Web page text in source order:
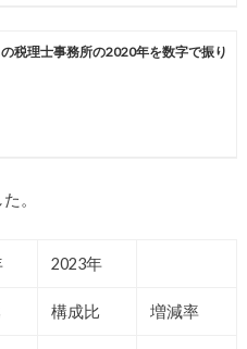
の税理士事務所の2020年を数字で振り
。
2023年
構成比 増減率